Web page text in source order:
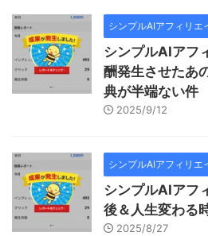
シンプルAIアフィリエ
シンプルAIアフ
酬発生させたあ
典が半端ない件
2025/9/12
シンプルAIアフィリエ
シンプルAIアフ
後＆人生変わる
2025/8/27